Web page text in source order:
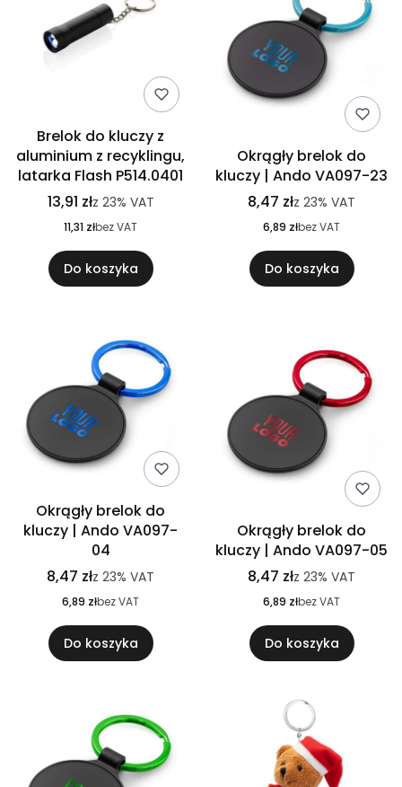
Brelok do kluczy z
aluminium z recyklingu,
latarka Flash P514.0401
13,91 złz 23% VAT
11,31 złbez VAT
Do koszyka
Okrągły brelok do
kluczy | Ando VA097-23
8,47 złz 23% VAT
6,89 złbez VAT
Do koszyka
Okrągły brelok do
kluczy | Ando VA097-
04
8,47 złz 23% VAT
6,89 złbez VAT
Do koszyka
Okrągły brelok do
kluczy | Ando VA097-05
8,47 złz 23% VAT
6,89 złbez VAT
Do koszyka